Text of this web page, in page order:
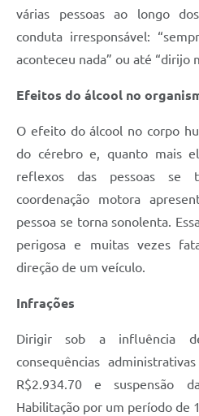
várias pessoas ao longo
conduta irresponsável:
aconteceu nada” ou até “dirijo
Efeitos do álcool no
O efeito do álcool no corpo
do cérebro e, quanto mais
reflexos das pessoas se
coordenação motora
pessoa se torna sonolenta.
perigosa e muitas vezes
direção de um veículo.
Infrações
Dirigir sob a influência
consequências
R$2.934.70 e suspensão
Habilitação por um período de